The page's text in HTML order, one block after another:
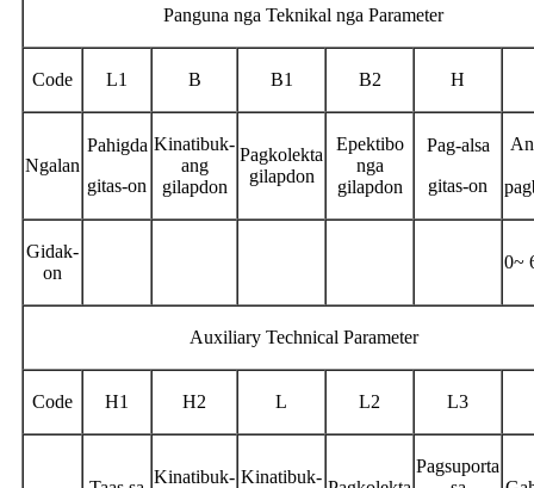
Panguna nga Teknikal nga Parameter
Code L1 B B1 B2 H
Ngalan
Pahigda
gitas-on
Kinatibuk-
ang
gilapdon
Pagkolekta
gilapdon
Epektibo
nga
gilapdon
Pag-alsa
gitas-on
Gidak-
on
0~
Auxiliary Technical Parameter
Code H1 H2 L L2 L3
Kinatibuk- Kinatibuk-
Pagsuporta